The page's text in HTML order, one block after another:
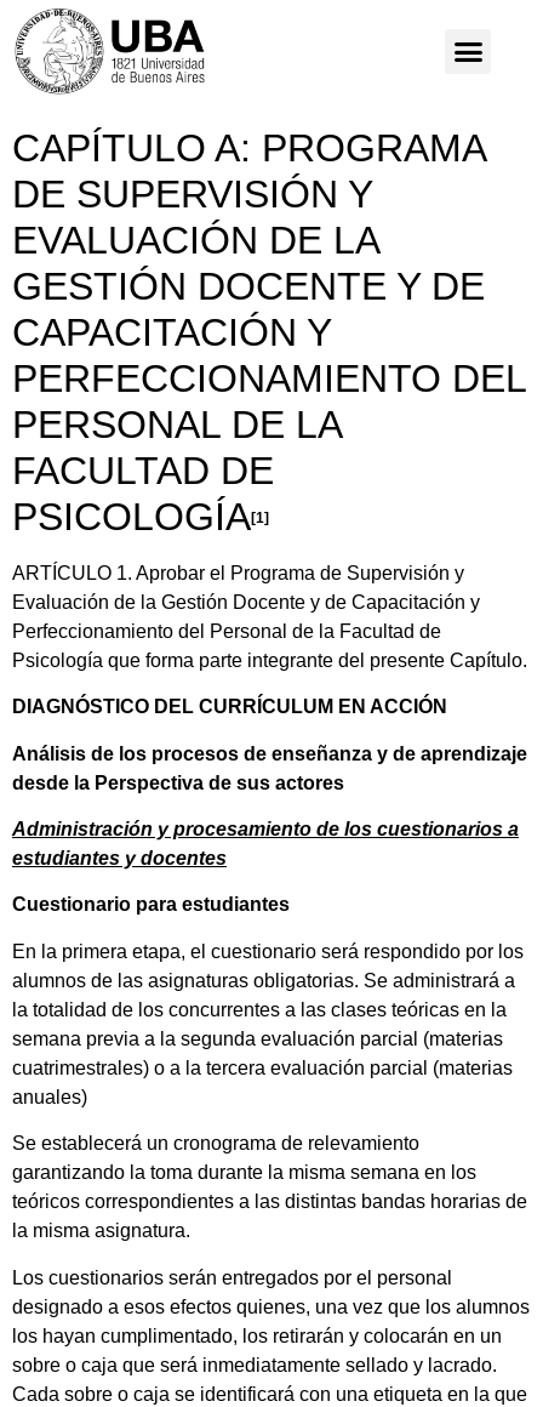
CAPÍTULO A: PROGRAMA
DE SUPERVISIÓN Y
EVALUACIÓN DE LA
GESTIÓN DOCENTE Y DE
CAPACITACIÓN Y
PERFECCIONAMIENTO DEL
PERSONAL DE LA
FACULTAD DE
PSICOLOGÍA[1]
ARTÍCULO 1. Aprobar el Programa de Supervisión y
Evaluación de la Gestión Docente y de Capacitación y
Perfeccionamiento del Personal de la Facultad de
Psicología que forma parte integrante del presente Capítulo.
DIAGNÓSTICO DEL CURRÍCULUM EN ACCIÓN
Análisis de los procesos de enseñanza y de aprendizaje
desde la Perspectiva de sus actores
Administración y procesamiento de los cuestionarios a
estudiantes y docentes
Cuestionario para estudiantes
En la primera etapa, el cuestionario será respondido por los
alumnos de las asignaturas obligatorias. Se administrará a
la totalidad de los concurrentes a las clases teóricas en la
semana previa a la segunda evaluación parcial (materias
cuatrimestrales) o a la tercera evaluación parcial (materias
anuales)
Se establecerá un cronograma de relevamiento
garantizando la toma durante la misma semana en los
teóricos correspondientes a las distintas bandas horarias de
la misma asignatura.
Los cuestionarios serán entregados por el personal
designado a esos efectos quienes, una vez que los alumnos
los hayan cumplimentado, los retirarán y colocarán en un
sobre o caja que será inmediatamente sellado y lacrado.
Cada sobre o caja se identificará con una etiqueta en la que